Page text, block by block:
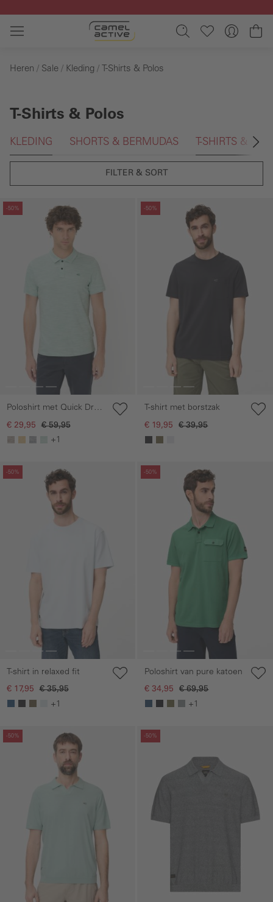
Ga naar de hoofdinhoud
Heren Sale Kleding T-Shirts & Polos
T-Shirts & Polos
Galerie overslaan
KLEDING SHORTS & BERMUDAS T-SHIRTS &
FILTER & SORT
-50%
overslaan
Poloshirt met Quick Dry
functie
€ 29,95
€ 59,95
+1
-50%
Galerie overslaan
T-shirt met borstzak
€ 19,95 € 39,95
-50%
overslaan
T-shirt in relaxed fit
€ 17,95
€ 35,95
+1
-50%
Galerie overslaan
Poloshirt van pure katoen
€ 34,95
€ 69,95
+1
-50%
overslaan
-50%
Galerie overslaan